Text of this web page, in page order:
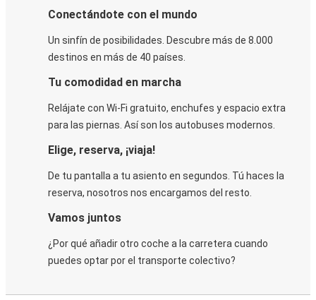
Conectándote con el mundo
Un sinfín de posibilidades. Descubre más de 8.000
destinos en más de 40 países.
Tu comodidad en marcha
Relájate con Wi-Fi gratuito, enchufes y espacio extra
para las piernas. Así son los autobuses modernos.
Elige, reserva, ¡viaja!
De tu pantalla a tu asiento en segundos. Tú haces la
reserva, nosotros nos encargamos del resto.
Vamos juntos
¿Por qué añadir otro coche a la carretera cuando
puedes optar por el transporte colectivo?